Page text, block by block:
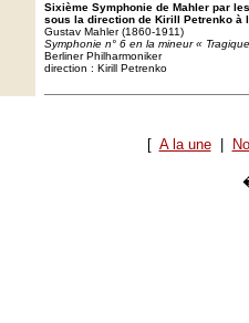
Sixième Symphonie de Mahler par
sous la direction de Kirill Petrenko à
Gustav Mahler (1860-1911)
Symphonie n° 6 en la mineur «
Berliner Philharmoniker
direction : Kirill Petrenko
[ A la une|